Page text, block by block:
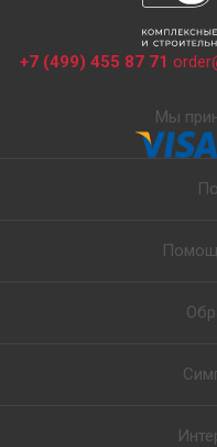
+7 (499) 455 87 71
Мы